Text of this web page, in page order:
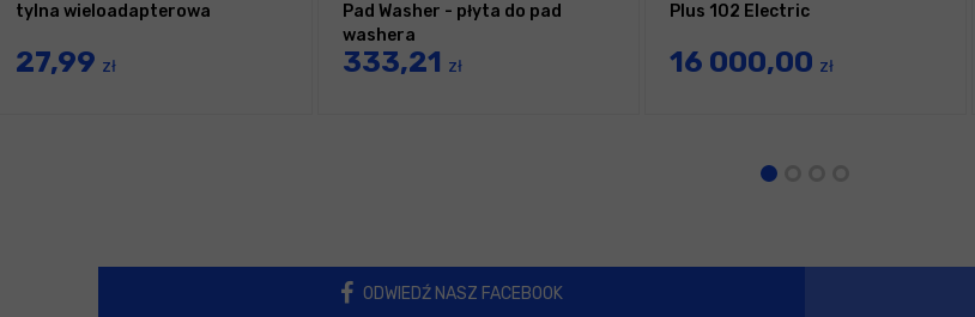
tylna wieloadapterowa
27,99 zł
Pad Washer - płyta do pad
washera
333,21 zł
Plus 102 Electric
16 000,00 zł
ODWIEDŹ NASZ FACEBOOK